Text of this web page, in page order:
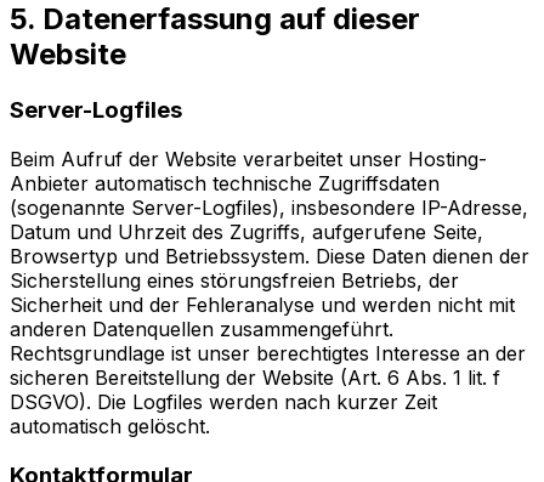
5. Datenerfassung auf dieser
Website
Server-Logfiles
Beim Aufruf der Website verarbeitet unser Hosting-
Anbieter automatisch technische Zugriffsdaten
(sogenannte Server-Logfiles), insbesondere IP-Adresse,
Datum und Uhrzeit des Zugriffs, aufgerufene Seite,
Browsertyp und Betriebssystem. Diese Daten dienen der
Sicherstellung eines störungsfreien Betriebs, der
Sicherheit und der Fehleranalyse und werden nicht mit
anderen Datenquellen zusammengeführt.
Rechtsgrundlage ist unser berechtigtes Interesse an der
sicheren Bereitstellung der Website (Art. 6 Abs. 1 lit. f
DSGVO). Die Logfiles werden nach kurzer Zeit
automatisch gelöscht.
Kontaktformular